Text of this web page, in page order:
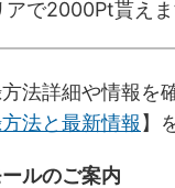
アで2000Pt貰えま
法詳細や情報を
法と最新情報】
ルのご案内